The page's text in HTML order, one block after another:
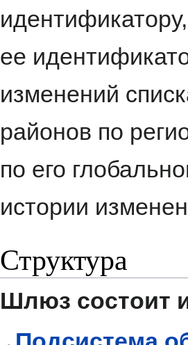
ее
изменений
районов по
по его
истории
Структура
Шлюз состоит